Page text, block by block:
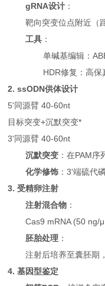
gRNA设计 ：
靶向突变位点附近（
工具 ：
单碱基编辑：
HDR修复：高
2. ssODN供体设计
5'同源臂 40-60nt
目标突变+沉默突变*
3'同源臂 40-60nt
沉默突变 ：在PAM
化学修饰 ：3'端硫代
3. 受精卵注射
注射混合物 ：
Cas9 mRNA (50 ng/
胚胎处理 ：
注射后培养至囊胚期
4. 基因型鉴定